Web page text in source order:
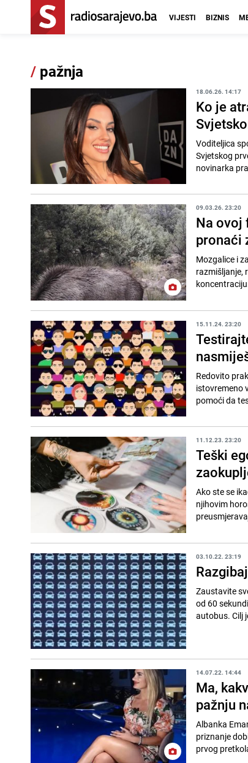
VIJESTI BIZNIS
/ pažnja
18.06.26. 14:17
Ko je
Voditeljica
Svjetskog
novinarka
09.03.26. 23:20
Na ovoj
pronaći
Mozgalice i
razmišljanje,
15.11.24. 23:20
Redovito
istovremeno
pomoći da
11.12.23. 23:20
Teški
Ako ste se
njihovim
03.10.22. 23:19
Zaustavite
od 60
autobus. Cilj
14.07.22. 14:44
Ma,
pažnju
Albanka
priznanje
prvog